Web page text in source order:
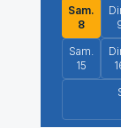
Sam.
8
Sam.
15